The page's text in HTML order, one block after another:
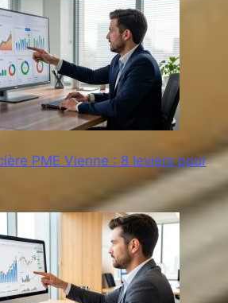
PME Vienne : 8 leviers pour